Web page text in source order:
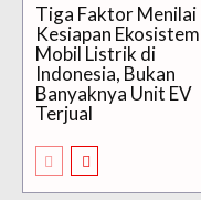
Tiga Faktor Menilai
Kesiapan Ekosistem
Mobil Listrik di
Indonesia, Bukan
Banyaknya Unit EV
Terjual